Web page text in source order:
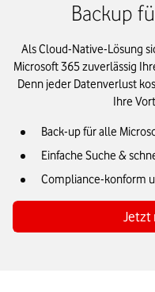
Backup
Als Cloud-Native-Lösung
Microsoft 365 zuverlässig
Denn jeder Datenverlust
Ihre
Back-up für alle
Einfache Suche &
Compliance-konform
Jetzt